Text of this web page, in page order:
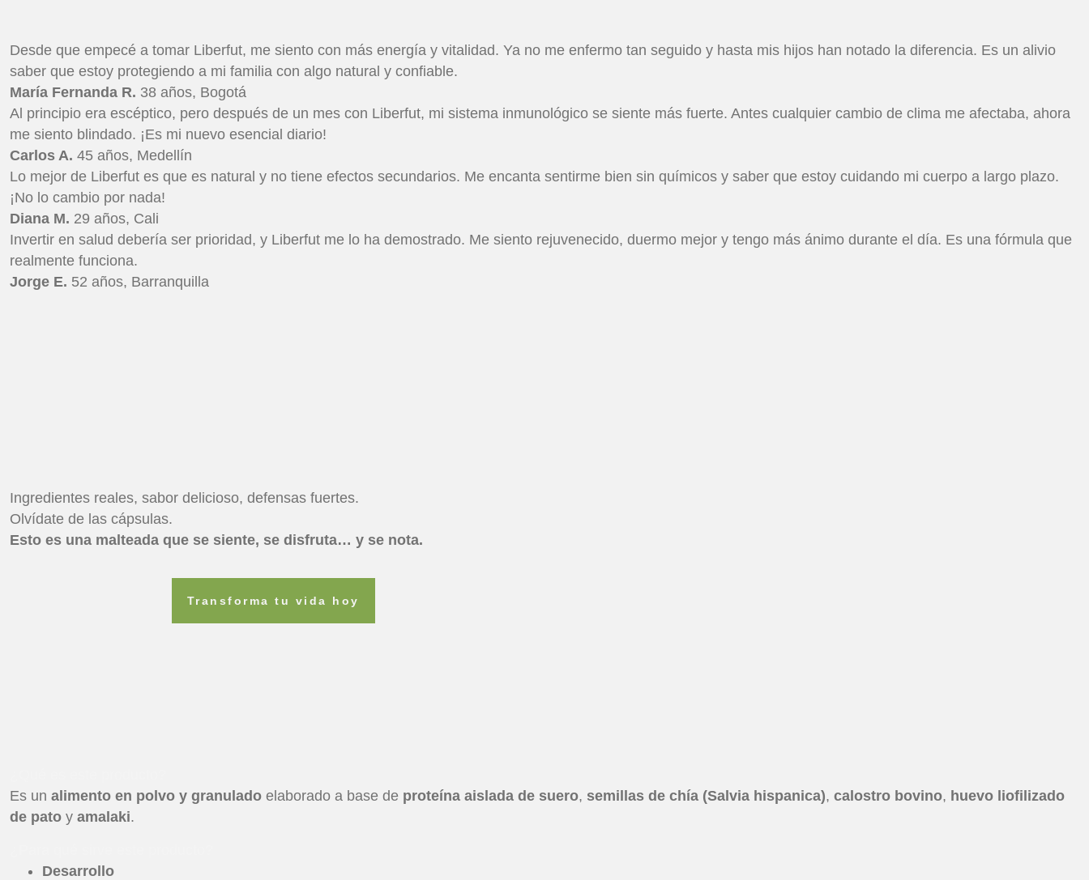
Desde que empecé a tomar Liberfut, me siento con más energía y vitalidad. Ya no me enfermo tan seguido y hasta mis hijos han notado la diferencia. Es un alivio
saber que estoy protegiendo a mi familia con algo natural y confiable.
María Fernanda R. 38 años, Bogotá
Al principio era escéptico, pero después de un mes con Liberfut, mi sistema inmunológico se siente más fuerte. Antes cualquier cambio de clima me afectaba, ahora
me siento blindado. ¡Es mi nuevo esencial diario!
Carlos A. 45 años, Medellín
Lo mejor de Liberfut es que es natural y no tiene efectos secundarios. Me encanta sentirme bien sin químicos y saber que estoy cuidando mi cuerpo a largo plazo.
¡No lo cambio por nada!
Diana M. 29 años, Cali
Invertir en salud debería ser prioridad, y Liberfut me lo ha demostrado. Me siento rejuvenecido, duermo mejor y tengo más ánimo durante el día. Es una fórmula que
realmente funciona.
Jorge E. 52 años, Barranquilla
Ingredientes reales, sabor delicioso, defensas fuertes.
Olvídate de las cápsulas.
Esto es una malteada que se siente, se disfruta… y se nota.
Transforma tu vida hoy
Es un alimento en polvo y granulado elaborado a base de proteína aislada de suero, semillas de chía (Salvia hispanica), calostro bovino, huevo liofilizado
de pato y amalaki.
Desarrollo